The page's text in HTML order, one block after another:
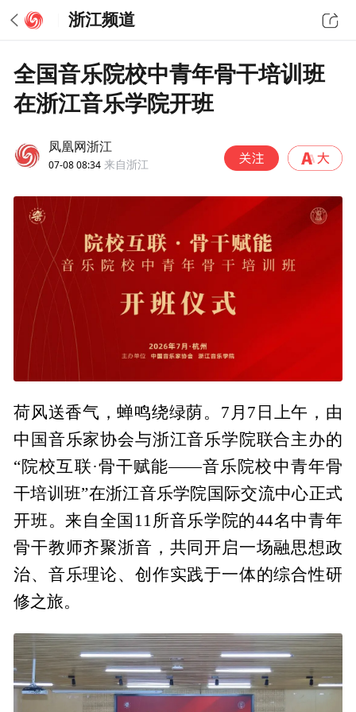
浙江频道
全国音乐院校中青年骨干培训班
在浙江音乐学院开班
凤凰网浙江
07-08 08:34 来自浙江
荷风送香气，蝉鸣绕绿荫。7月7日上午，由
中国音乐家协会与浙江音乐学院联合主办的
“院校互联·骨干赋能——音乐院校中青年骨
干培训班”在浙江音乐学院国际交流中心正式
开班。来自全国11所音乐学院的44名中青年
骨干教师齐聚浙音，共同开启一场融思想政
治、音乐理论、创作实践于一体的综合性研
修之旅。